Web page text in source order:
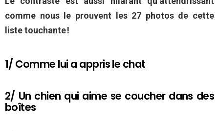
comme nous le prouvent les 27 photos de cette
liste touchante !
1/ Comme lui a appris le chat
2/ Un chien qui aime se coucher dans des
boîtes